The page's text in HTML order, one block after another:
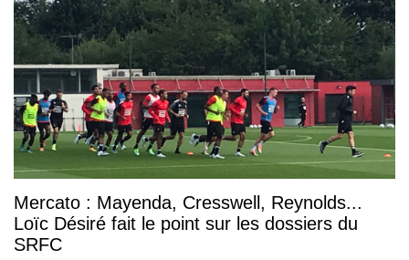
Mercato : Mayenda, Cresswell, Reynolds...
Loïc Désiré fait le point sur les dossiers du
SRFC